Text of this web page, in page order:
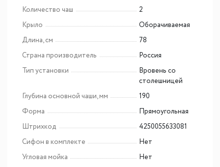
Количество чаш
2
Крыло
Оборачиваемая
Длина, см
78
Страна производитель
Россия
Тип установки
Вровень со
столешницей
Глубина основной чаши, мм
190
Форма
Прямоугольная
Штрихкод
4250055633081
Сифон в комплекте
Нет
Угловая мойка
Нет